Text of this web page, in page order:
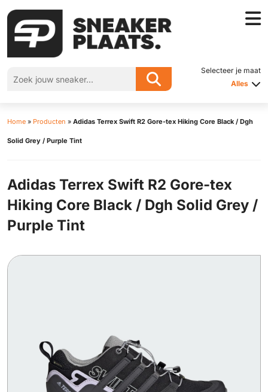
Selecteer je maat
Alles
Home » Producten » Adidas Terrex Swift R2 Gore-tex Hiking Core Black / Dgh
Solid Grey / Purple Tint
Adidas Terrex Swift R2 Gore-tex
Hiking Core Black / Dgh Solid Grey /
Purple Tint